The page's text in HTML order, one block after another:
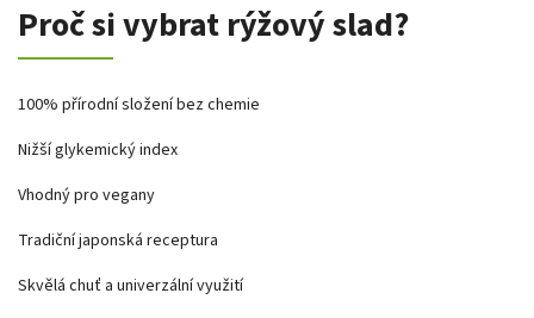
Proč si vybrat rýžový slad?
100% přírodní složení bez chemie
Nižší glykemický index
Vhodný pro vegany
Tradiční japonská receptura
Skvělá chuť a univerzální využití